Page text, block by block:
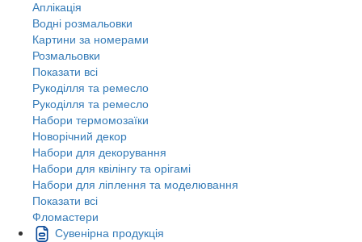
Аплікація
Водні розмальовки
Картини за номерами
Розмальовки
Показати всі
Рукоділля та ремесло
Рукоділля та ремесло
Набори термомозаїки
Новорічний декор
Набори для декорування
Набори для квілінгу та орігамі
Набори для ліплення та моделювання
Показати всі
Фломастери
Сувенірна продукція